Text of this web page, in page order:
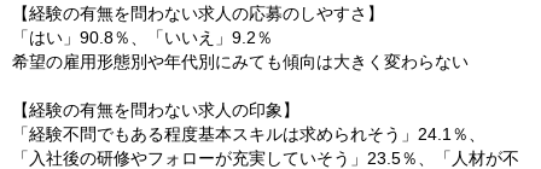
【経験の有無を問わない求人の応募のしやすさ】
「はい」90.8％、「いいえ」9.2％
希望の雇用形態別や年代別にみても傾向は大きく変わらない
【経験の有無を問わない求人の印象】
「経験不問でもある程度基本スキルは求められそう」24.1％、
「入社後の研修やフォローが充実していそう」23.5％、「人材が不